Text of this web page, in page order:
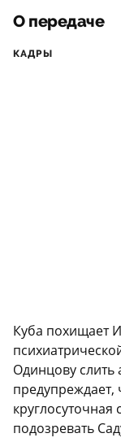
О передаче
КАДРЫ
Куба похищает
Одинцову слить
предупреждает,
подозревать